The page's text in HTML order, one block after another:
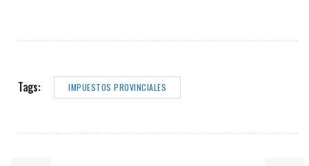
Tags: IMPUESTOS PROVINCIALES